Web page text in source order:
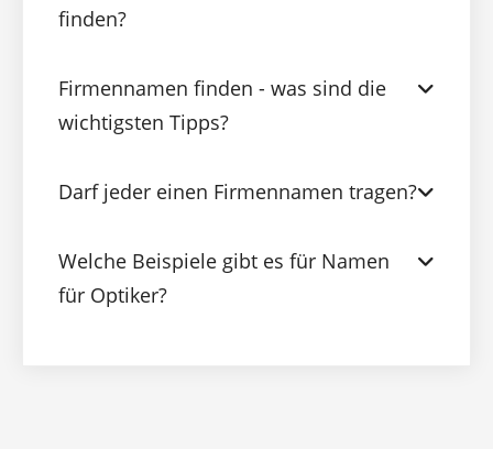
finden?
Firmennamen finden - was sind die
wichtigsten Tipps?
Darf jeder einen Firmennamen tragen?
Welche Beispiele gibt es für Namen
für Optiker?